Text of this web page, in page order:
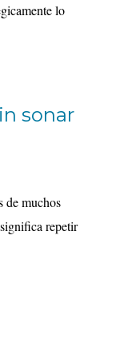
lo
sonar
de muchos
repetir